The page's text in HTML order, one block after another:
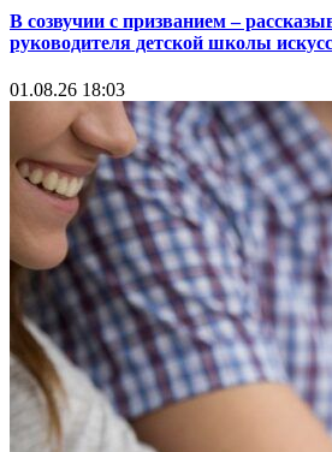
В созвучии с призванием –
руководителя детской школы
01.08.26 18:03